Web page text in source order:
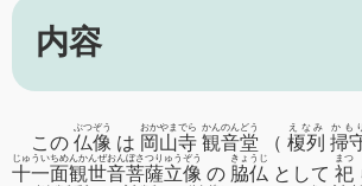
内容
この 仏像
ぶつぞう
は 岡山寺
おかやまでら
観音堂
かんのんどう
（ 榎列
えなみ
掃
かもり
十一面観世音菩薩立像
じゅういちめんかんぜおんぼさつりゅうぞう
の 脇仏
きょうじ
として 祀
まつ